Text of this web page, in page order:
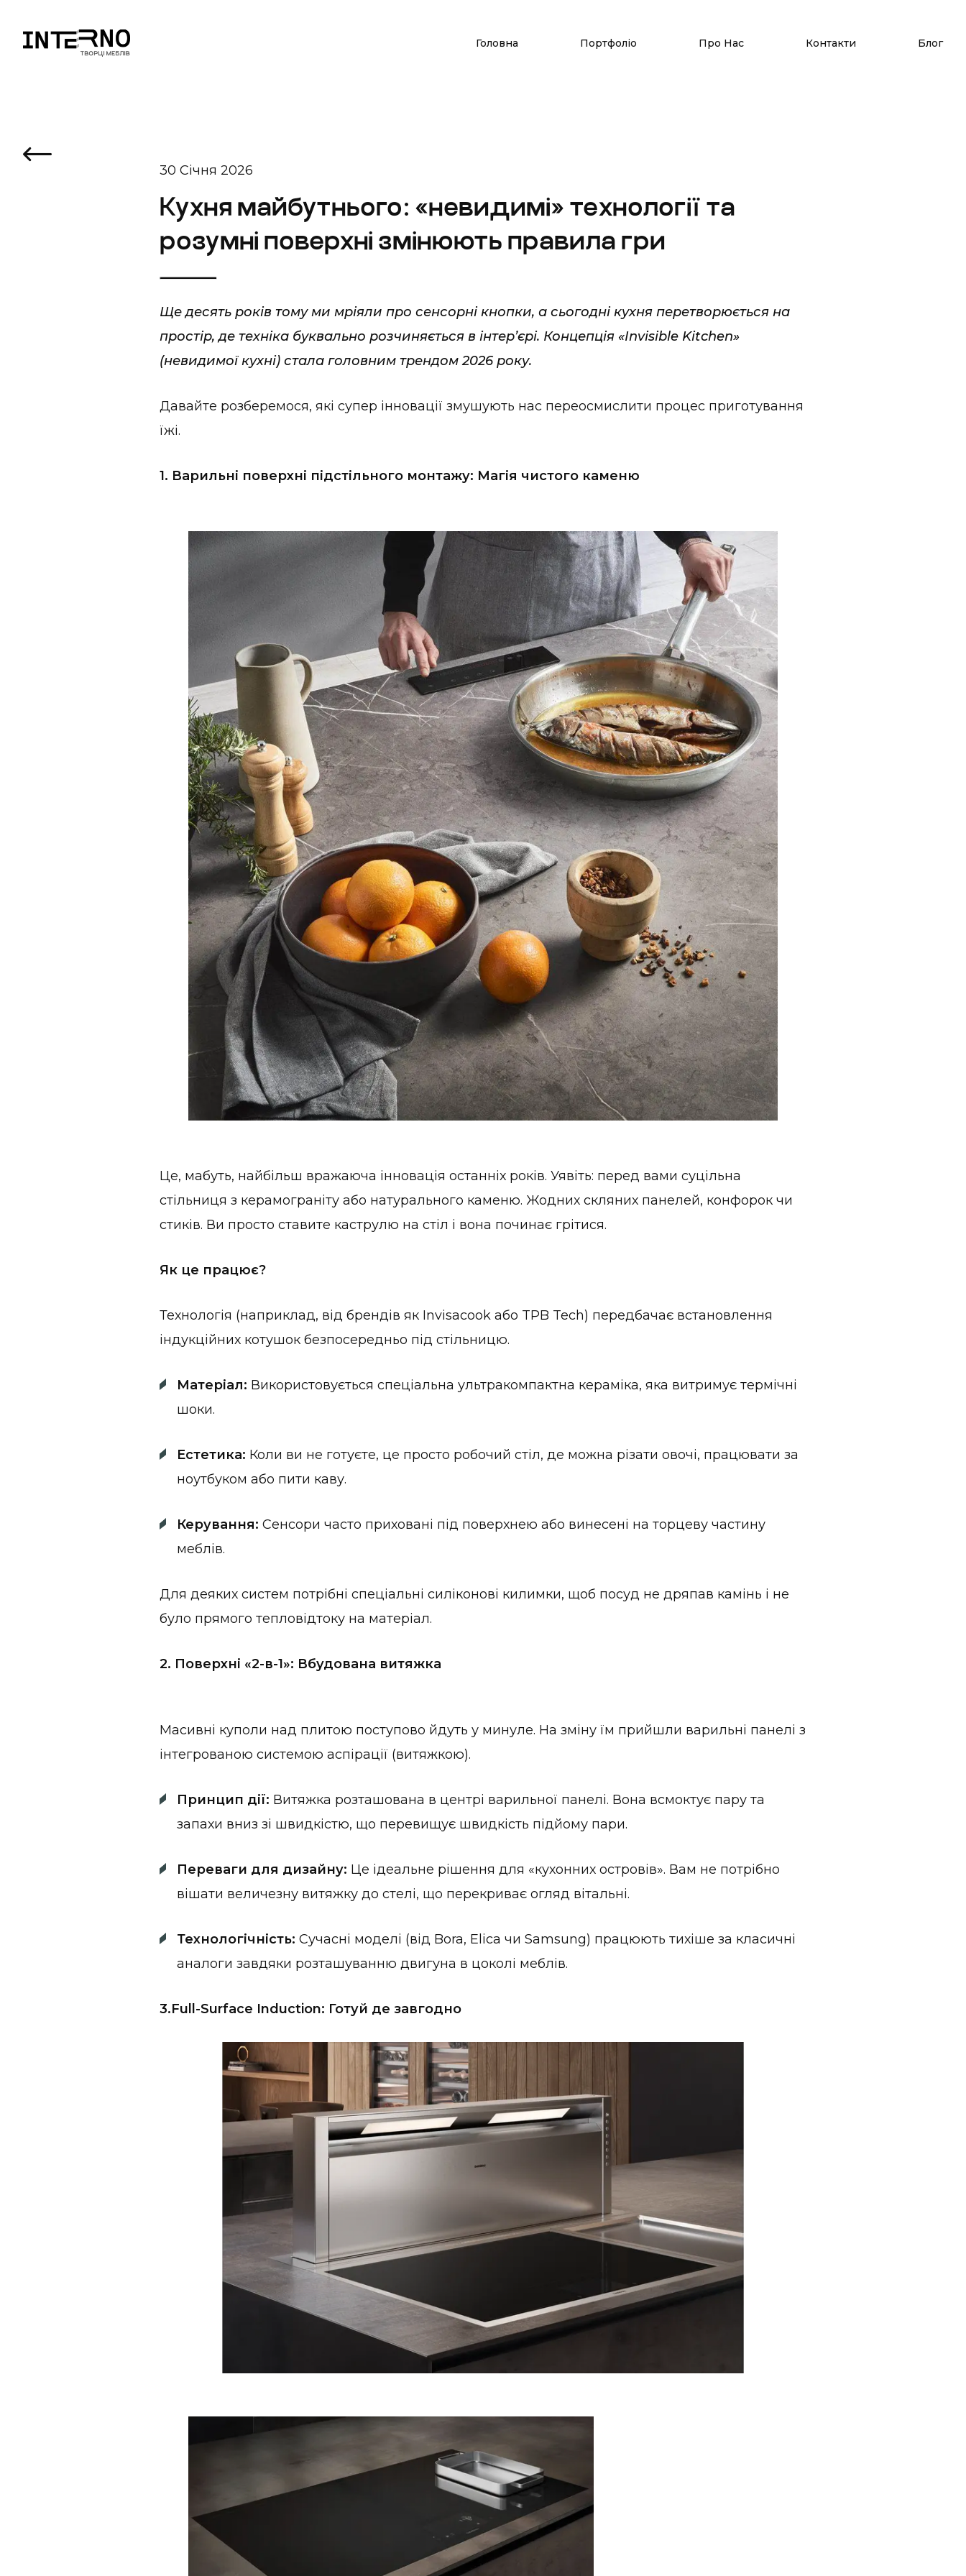
Головна Портфоліо Про Нас Контакти Блог
30 Січня 2026
Кухня майбутнього: «невидимі» технології та
розумні поверхні змінюють правила гри
Ще десять років тому ми мріяли про сенсорні кнопки, а сьогодні кухня перетворюється на
простір, де техніка буквально розчиняється в інтер’єрі. Концепція «Invisible Kitchen»
(невидимої кухні) стала головним трендом 2026 року.
Давайте розберемося, які супер інновації змушують нас переосмислити процес приготування
їжі.
1. Варильні поверхні підстільного монтажу: Магія чистого каменю
Це, мабуть, найбільш вражаюча інновація останніх років. Уявіть: перед вами суцільна
стільниця з керамограніту або натурального каменю. Жодних скляних панелей, конфорок чи
стиків. Ви просто ставите каструлю на стіл і вона починає грітися.
Як це працює?
Технологія (наприклад, від брендів як Invisacook або TPB Tech) передбачає встановлення
індукційних котушок безпосередньо під стільницю.
Матеріал: Використовується спеціальна ультракомпактна кераміка, яка витримує термічні
шоки.
Естетика: Коли ви не готуєте, це просто робочий стіл, де можна різати овочі, працювати за
ноутбуком або пити каву.
Керування: Сенсори часто приховані під поверхнею або винесені на торцеву частину
меблів.
Для деяких систем потрібні спеціальні силіконові килимки, щоб посуд не дряпав камінь і не
було прямого тепловідтоку на матеріал.
2. Поверхні «2-в-1»: Вбудована витяжка
Масивні куполи над плитою поступово йдуть у минуле. На зміну їм прийшли варильні панелі з
інтегрованою системою аспірації (витяжкою).
Принцип дії: Витяжка розташована в центрі варильної панелі. Вона всмоктує пару та
запахи вниз зі швидкістю, що перевищує швидкість підйому пари.
Переваги для дизайну: Це ідеальне рішення для «кухонних островів». Вам не потрібно
вішати величезну витяжку до стелі, що перекриває огляд вітальні.
Технологічність: Сучасні моделі (від Bora, Elica чи Samsung) працюють тихіше за класичні
аналоги завдяки розташуванню двигуна в цоколі меблів.
3.Full-Surface Induction: Готуй де завгодно